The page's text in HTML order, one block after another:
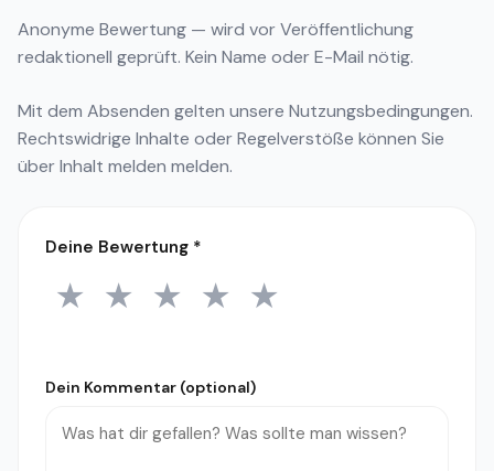
Anonyme Bewertung — wird vor Veröffentlichung
redaktionell geprüft. Kein Name oder E-Mail nötig.
Mit dem Absenden gelten unsere Nutzungsbedingungen.
Rechtswidrige Inhalte oder Regelverstöße können Sie
überInhalt melden melden.
Deine Bewertung *
1 Stern
★ 2 Sterne
★ 3 Sterne
★ 4 Sterne
★ 5 Sterne
★
Dein Kommentar (optional)